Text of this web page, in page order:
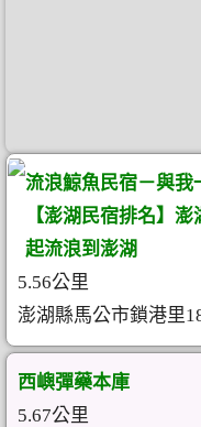
流浪鯨魚民宿－與我
【澎湖民宿排名】
起流浪到澎湖
5.56公里
澎湖縣馬公市鎖港里
西嶼彈藥本庫
5.67公里